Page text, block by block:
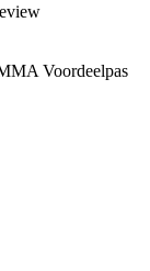
Voordeelpas